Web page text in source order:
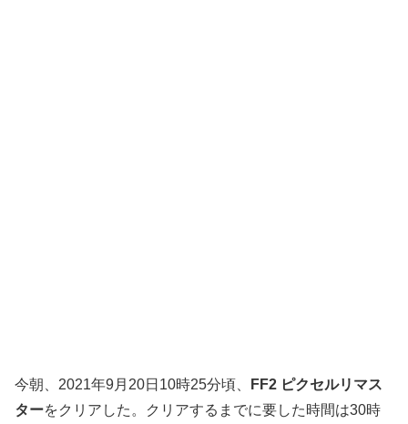
今朝、2021年9月20日10時25分頃、
FF2 ピクセルリマス
ターをクリアした。クリアするまでに要した時間は30時